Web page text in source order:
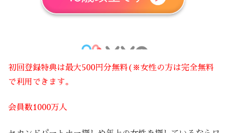
初回登録特典は最大500円分無料(※女性の方は完全無料
で利用できます。
会員数1000万人